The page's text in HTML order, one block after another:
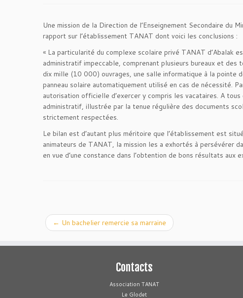
Une mission de la Direction de l’Enseignement Secondaire du
rapport sur l’établissement TANAT dont voici les conclusions :
« La particularité du complexe scolaire privé TANAT d’Abalak
administratif impeccable, comprenant plusieurs bureaux et
dix mille (10 000) ouvrages, une salle informatique à la pointe
panneau solaire automatiquement utilisé en cas de nécessité.
autorisation officielle d’exercer y compris les vacataires. A
administratif, illustrée par la tenue régulière des documents
strictement respectées.
Le bilan est d’autant plus méritoire que l’établissement est
animateurs de TANAT, la mission les a exhortés à persévérer
en vue d’une constance dans l’obtention de bons résultats aux
← Un bachelier remercie sa marraine
Contacts
Association TANAT
Le Glodet